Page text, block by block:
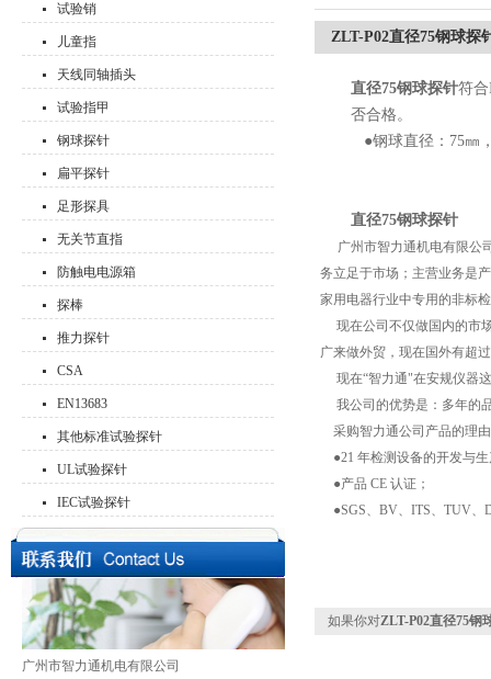
试验销
儿童指
天线同轴插头
试验指甲
钢球探针
扁平探针
足形探具
无关节直指
防触电电源箱
探棒
推力探针
CSA
EN13683
其他标准试验探针
UL试验探针
IEC试验探针
广州市智力通机电有限公司
ZLT-P02直径75钢球探
直径75钢球探针符合
否合格。
●钢球直径：75㎜
直径75钢球探针
广州市智力通机电有限公
务立足于市场；主营业务是
家用电器行业中专用的非标
现在公司不仅做国内的市
广来做外贸，现在国外有超
现在“智力通"在安规仪器
我公司的优势是：多年的
采购智力通公司产品的理
●21 年检测设备的开发与
●产品 CE 认证；
●SGS、BV、ITS、TUV、
如果你对ZLT-P02直径75钢